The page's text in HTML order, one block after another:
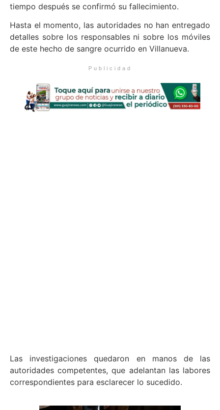
tiempo después se confirmó su fallecimiento.
Hasta el momento, las autoridades no han entregado
detalles sobre los responsables ni sobre los móviles
de este hecho de sangre ocurrido en Villanueva.
Publicidad
Las investigaciones quedaron en manos de las
autoridades competentes, que adelantan las labores
correspondientes para esclarecer lo sucedido.